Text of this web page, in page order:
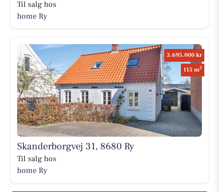
Til salg hos
home Ry
3.695.000 kr
115 m2
Skanderborgvej 31, 8680 Ry
Til salg hos
home Ry